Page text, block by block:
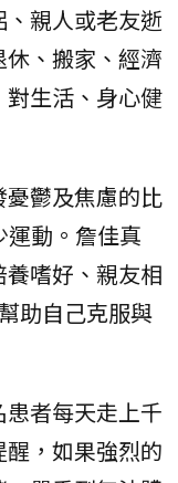
親人或老友逝
、搬家、經濟
生活、身心健
鬱及焦慮的比
動。詹佳真
嗜好、親友相
助自己克服與
者每天走上千
，如果強烈的